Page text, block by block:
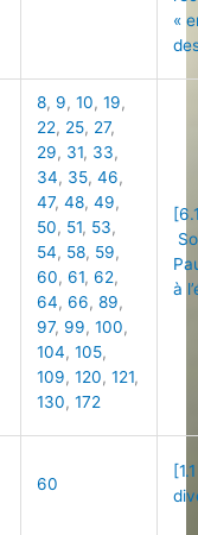
«
8, 9,10,19,
22, 25, 27,
29, 31, 33,
34, 35,46,
47,48,49,
50, 51, 53,
54, 58, 59,
60,61,62,
64,66,89,
97, 99,100,
104,105,
109,120,121,
130,172
à
60